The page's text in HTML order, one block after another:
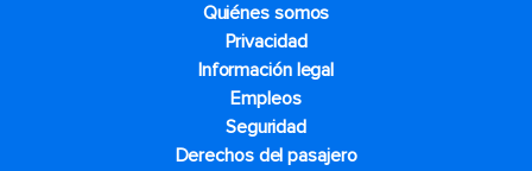
Quiénes somos
Privacidad
Información legal
Empleos
Seguridad
Derechos del pasajero